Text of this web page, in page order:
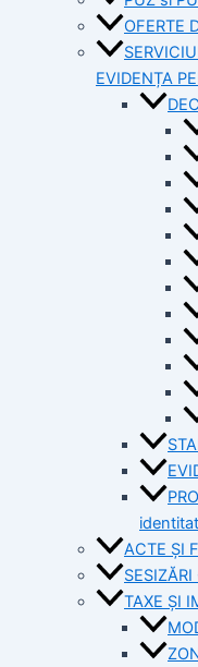
OFERTE
EVIDENȚA
ACTE ȘI
TAXE ȘI